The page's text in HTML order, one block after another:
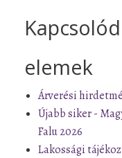
elemek
Árverési
Újabb siker -
Falu 2026
Lakossági